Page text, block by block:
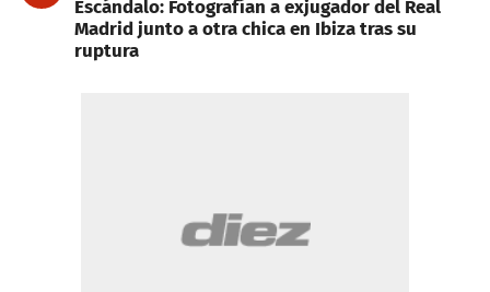
Escándalo: Fotografían a exjugador del Real
Madrid junto a otra chica en Ibiza tras su
ruptura